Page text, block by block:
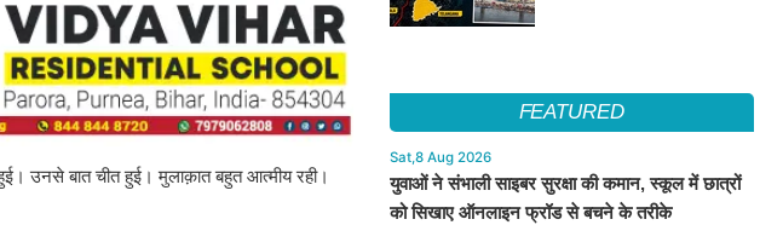
उनसे बात चीत हुई। मुलाक़ात बहुत आत्मीय रही।
FEATURED
Sat,8 Aug 2026
युवाओं ने संभाली साइबर सुरक्षा की कमान, स्कूल में छात्रों
को सिखाए ऑनलाइन फ्रॉड से बचने के तरीके